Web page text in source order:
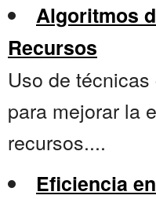
Algoritmos
Recursos
Uso de
para mejorar la
recursos....
Eficiencia